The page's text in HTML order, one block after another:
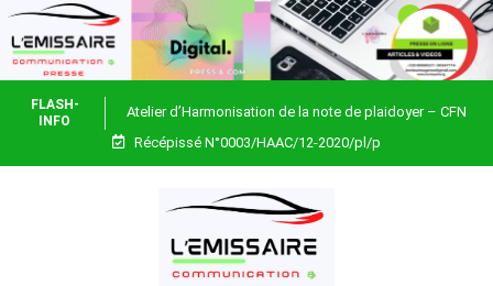
FLASH-
INFO
Atelier d’Harmonisation de la note de plaidoyer – CFN
Togo
Récépissé N°0003/HAAC/12-2020/pl/p